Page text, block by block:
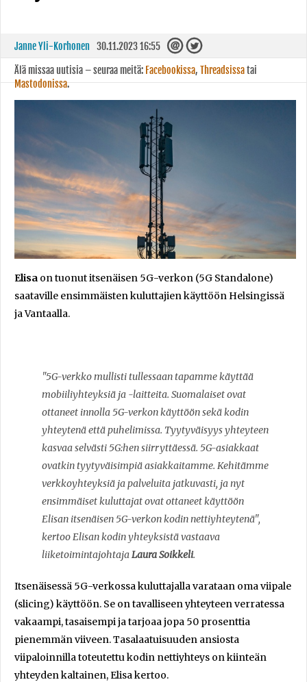
Janne Yli-Korhonen 30.11.2023 16:55
Älä missaa uutisia – seuraa meitä: Facebookissa, Threadsissatai
Mastodonissa.
Elisa on tuonut itsenäisen 5G-verkon (5G Standalone)
saataville ensimmäisten kuluttajien käyttöön Helsingissä
ja Vantaalla.
"5G-verkko mullisti tullessaan tapamme käyttää
mobiiliyhteyksiä ja -laitteita. Suomalaiset ovat
ottaneet innolla 5G-verkon käyttöön sekä kodin
yhteytenä että puhelimissa. Tyytyväisyys yhteyteen
kasvaa selvästi 5G:hen siirryttäessä. 5G-asiakkaat
ovatkin tyytyväisimpiä asiakkaitamme. Kehitämme
verkkoyhteyksiä ja palveluita jatkuvasti, ja nyt
ensimmäiset kuluttajat ovat ottaneet käyttöön
Elisan itsenäisen 5G-verkon kodin nettiyhteytenä",
kertoo Elisan kodin yhteyksistä vastaava
liiketoimintajohtaja Laura Soikkeli.
Itsenäisessä 5G-verkossa kuluttajalla varataan oma viipale
(slicing) käyttöön. Se on tavalliseen yhteyteen verratessa
vakaampi, tasaisempi ja tarjoaa jopa 50 prosenttia
pienemmän viiveen. Tasalaatuisuuden ansiosta
viipaloinnilla toteutettu kodin nettiyhteys on kiinteän
yhteyden kaltainen, Elisa kertoo.